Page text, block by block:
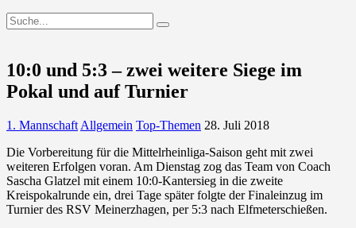
10:0 und 5:3 – zwei weitere Siege im
Pokal und auf Turnier
1. Mannschaft Allgemein Top-Themen 28. Juli 2018
Die Vorbereitung für die Mittelrheinliga-Saison geht mit zwei
weiteren Erfolgen voran. Am Dienstag zog das Team von Coach
Sascha Glatzel mit einem 10:0-Kantersieg in die zweite
Kreispokalrunde ein, drei Tage später folgte der Finaleinzug im
Turnier des RSV Meinerzhagen, per 5:3 nach Elfmeterschießen.